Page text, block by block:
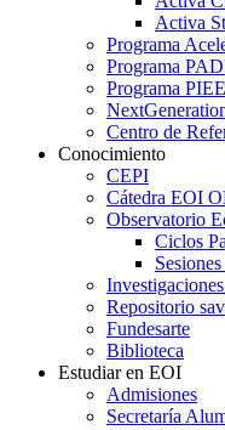
Activa
Programa
Programa
Programa
Centro de
Conocimiento
CEPI
Cátedra EOI
Observatorio
Ciclos
Repositorio
Fundesarte
Biblioteca
Estudiar en EOI
Admisiones
Secretaría